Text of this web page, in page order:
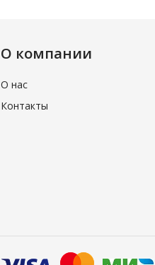
О компании
О нас
Контакты